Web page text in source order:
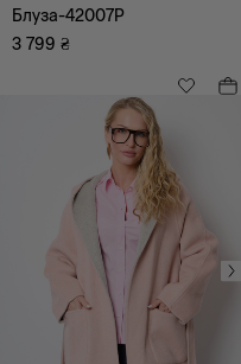
Блуза-42007P
3 799 ₴